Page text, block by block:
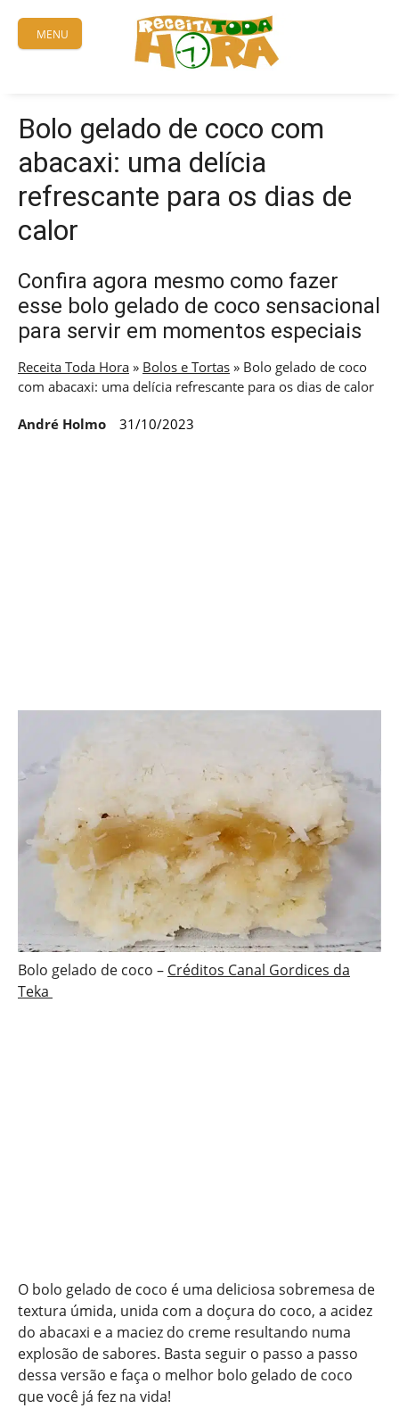
content
MENU
Bolo gelado de coco com
abacaxi: uma delícia
refrescante para os dias de
calor
Confira agora mesmo como fazer
esse bolo gelado de coco sensacional
para servir em momentos especiais
Receita Toda Hora » Bolos e Tortas » Bolo gelado de coco
com abacaxi: uma delícia refrescante para os dias de calor
André Holmo 31/10/2023
Bolo gelado de coco – Créditos Canal Gordices da
Teka
O bolo gelado de coco é uma deliciosa sobremesa de
textura úmida, unida com a doçura do coco, a acidez
do abacaxi e a maciez do creme resultando numa
explosão de sabores. Basta seguir o passo a passo
dessa versão e faça o melhor bolo gelado de coco
que você já fez na vida!